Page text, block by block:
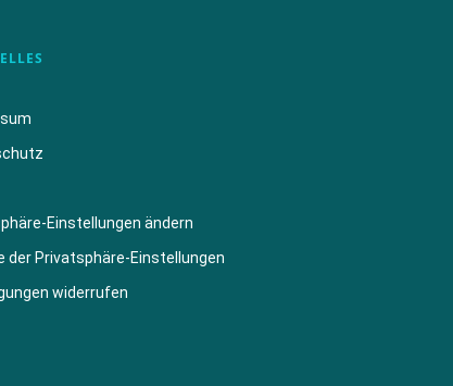
Einstellungen ändern
der Privatsphäre-Einstellungen
widerrufen